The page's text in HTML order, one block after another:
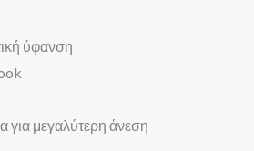
ύφανση
μεγαλύτερη άνεση